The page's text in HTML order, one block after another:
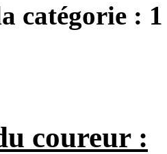
catégorie : 1
coureur :